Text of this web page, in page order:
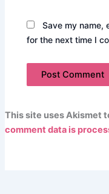
Save my name,
for the next time I
This site uses Akismet
comment data is